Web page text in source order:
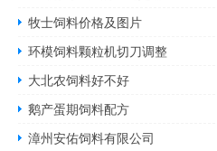
牧士饲料价格及图片
环模饲料颗粒机切刀调整
大北农饲料好不好
鹅产蛋期饲料配方
漳州安佑饲料有限公司